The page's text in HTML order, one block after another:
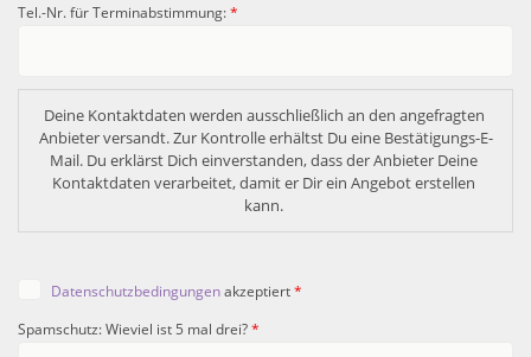
Tel.-Nr. für Terminabstimmung:*
Deine Kontaktdaten werden ausschließlich an den angefragten
Anbieter versandt. Zur Kontrolle erhältst Du eine Bestätigungs-E-
Mail. Du erklärst Dich einverstanden, dass der Anbieter Deine
Kontaktdaten verarbeitet, damit er Dir ein Angebot erstellen
kann.
Datenschutzbedingungenakzeptiert*
Spamschutz: Wieviel ist 5 mal drei?*